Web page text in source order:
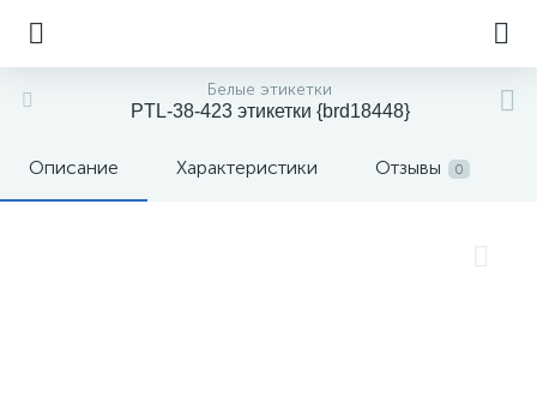
Белые этикетки
PTL-38-423 этикетки {brd18448}
Описание Характеристики Отзывы 0